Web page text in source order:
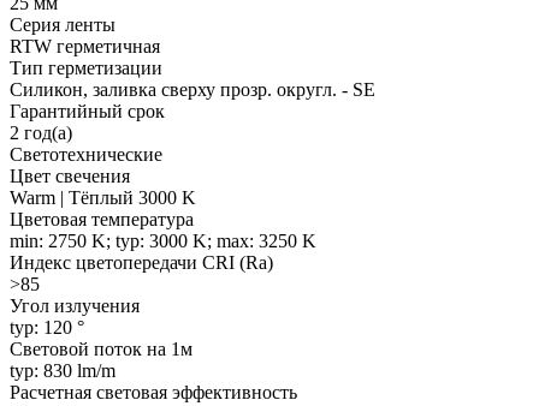
Серия ленты
RTW герметичная
Тип герметизации
Силикон, заливка сверху прозр. округл. - SE
Гарантийный срок
2 год(а)
Светотехнические
Цвет свечения
Warm | Тёплый 3000 K
Цветовая температура
min: 2750 K; typ: 3000 K; max: 3250 K
Индекс цветопередачи CRI (Ra)
>85
Угол излучения
typ: 120 °
Световой поток на 1м
typ: 830 lm/m
Расчетная световая эффективность